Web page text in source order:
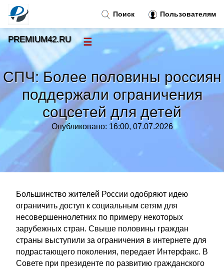
СПЧ: Более половины россиян
поддержали ограничения
соцсетей для детей
Опубликовано: 16:00, 07.07.2026
Большинство жителей России одобряют идею
ограничить доступ к социальным сетям для
несовершеннолетних по примеру некоторых
зарубежных стран. Свыше половины граждан
страны выступили за ограничения в интернете для
подрастающего поколения, передает Интерфакс. В
Совете при президенте по развитию гражданского
Поиск Пользователям
PREMIUM42.RU ☰
Новости
Тренды новостей»
Рубрики»
Правила »
Контакт»